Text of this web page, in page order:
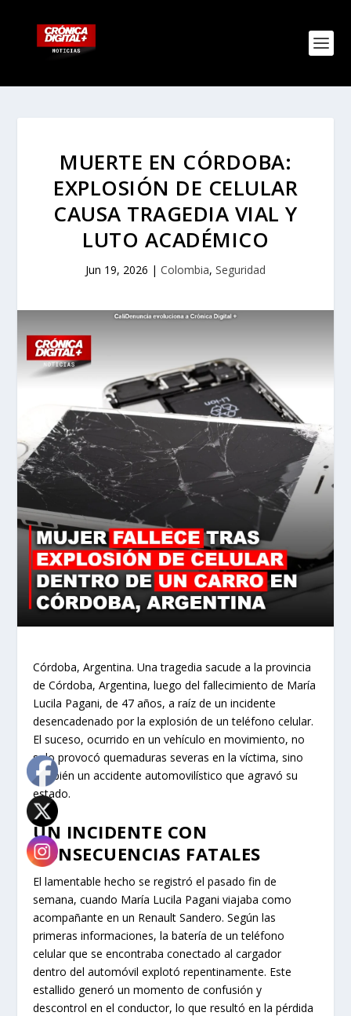
MUERTE EN CÓRDOBA:
EXPLOSIÓN DE CELULAR
CAUSA TRAGEDIA VIAL Y
LUTO ACADÉMICO
Jun 19, 2026 | Colombia, Seguridad
Córdoba, Argentina. Una tragedia sacude a la provincia
de Córdoba, Argentina, luego del fallecimiento de María
Lucila Pagani, de 47 años, a raíz de un incidente
desencadenado por la explosión de un teléfono celular.
El suceso, ocurrido en un vehículo en movimiento, no
solo provocó quemaduras severas en la víctima, sino
también un accidente automovilístico que agravó su
estado.
UN INCIDENTE CON
CONSECUENCIAS FATALES
El lamentable hecho se registró el pasado fin de
semana, cuando María Lucila Pagani viajaba como
acompañante en un Renault Sandero. Según las
primeras informaciones, la batería de un teléfono
celular que se encontraba conectado al cargador
dentro del automóvil explotó repentinamente. Este
estallido generó un momento de confusión y
descontrol en el conductor, lo que resultó en la pérdida